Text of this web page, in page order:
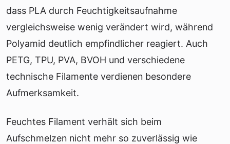
dass PLA durch Feuchtigkeitsaufnahme
vergleichsweise wenig verändert wird, während
Polyamid deutlich empfindlicher reagiert. Auch
PETG, TPU, PVA, BVOH und verschiedene
technische Filamente verdienen besondere
Aufmerksamkeit.
Feuchtes Filament verhält sich beim
Aufschmelzen nicht mehr so zuverlässig wie